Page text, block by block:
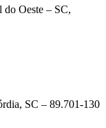
Oeste – SC,
SC – 89.701-130